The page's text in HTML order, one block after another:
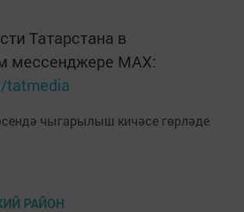
Татарстана в
мессенджере MАХ:
tatmedia
РАЙОН